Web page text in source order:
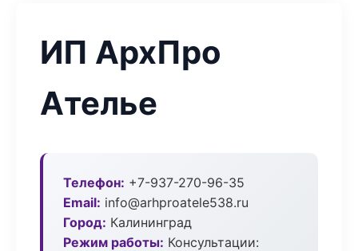
ИП АрхПро
Ателье
Телефон: +7-937-270-96-35
Email: info@arhproatele538.ru
Город: Калининград
Режим работы: Консультации: